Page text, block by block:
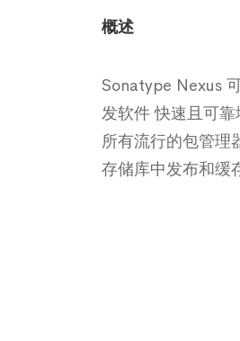
概述
Sonatype Nexus
发软件 快速且可
所有流行的包管理
存储库中发布和缓